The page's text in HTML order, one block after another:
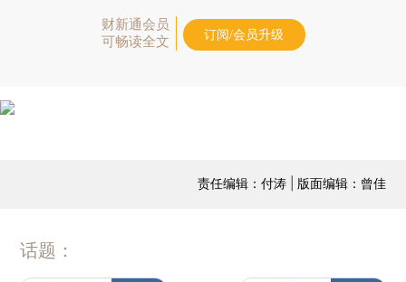
财新通会员
可畅读全文
订阅/会员升级
责任编辑：付涛 | 版面编辑：曾佳
话题：